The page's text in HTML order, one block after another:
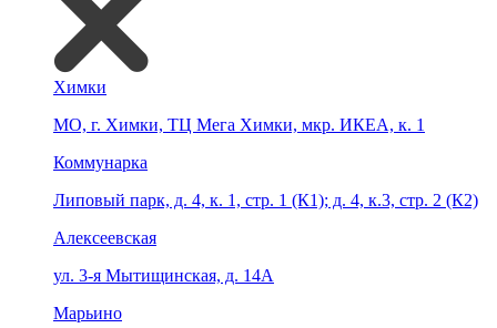
Химки
МО, г. Химки, ТЦ Мега Химки, мкр. ИКЕА, к. 1
Коммунарка
Липовый парк, д. 4, к. 1, стр. 1 (К1); д. 4, к.3, стр. 2 (К2)
Алексеевская
ул. 3-я Мытищинская, д. 14А
Марьино